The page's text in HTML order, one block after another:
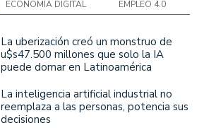
ECONOMÍA DIGITAL EMPLEO 4.0
La uberización creó un monstruo de
u$s47.500 millones que solo la IA
puede domar en Latinoamérica
La inteligencia artificial industrial no
reemplaza a las personas, potencia sus
decisiones